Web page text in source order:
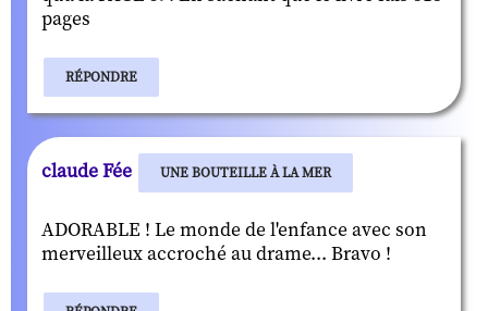
pages
RÉPONDRE
claude Fée UNE BOUTEILLE À LA MER
ADORABLE ! Le monde de l'enfance avec son
merveilleux accroché au drame... Bravo !